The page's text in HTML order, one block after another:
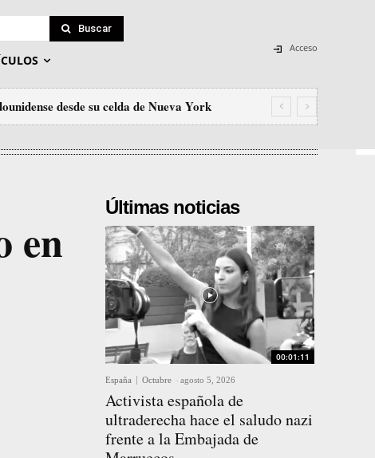
Buscar
Acceso
desde su celda de Nueva York
en
Últimas noticias
00:01:11
España Octubre - agosto 5, 2026
Activista española de
ultraderecha hace el saludo nazi
frente a la Embajada de